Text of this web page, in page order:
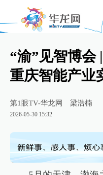
“渝”见智博会
重庆智能产业
第1眼TV-华龙网 梁浩楠
2026-05-30 15:32